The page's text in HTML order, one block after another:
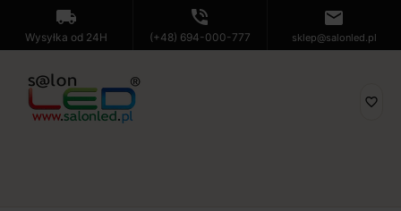
local_shipping
Wysyłka od 24H
phone_in_talk
(+48) 694-000-777
mail
sklep@salonled.pl
favorite_border